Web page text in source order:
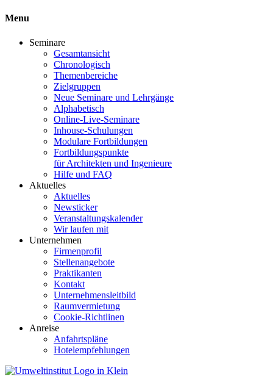
Menu
Seminare
Gesamtansicht
Chronologisch
Themenbereiche
Zielgruppen
Neue Seminare und Lehrgänge
Alphabetisch
Online-Live-Seminare
Inhouse-Schulungen
Modulare Fortbildungen
Fortbildungspunkte
für Architekten und Ingenieure
Hilfe und FAQ
Aktuelles
Aktuelles
Newsticker
Veranstaltungskalender
Wir laufen mit
Unternehmen
Firmenprofil
Stellenangebote
Praktikanten
Kontakt
Unternehmensleitbild
Raumvermietung
Cookie-Richtlinen
Anreise
Anfahrtspläne
Hotelempfehlungen